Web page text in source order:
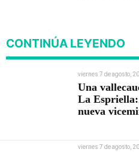
CONTINÚA LEYENDO
viernes 7 de agosto,
Una
La
nueva
viernes 7 de agosto,